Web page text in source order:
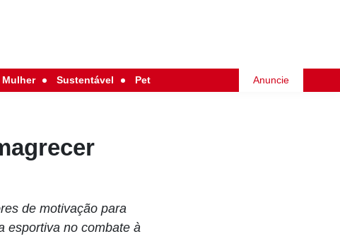
Mulher Sustentável Pet Anuncie
de motivação para
esportiva no combate à